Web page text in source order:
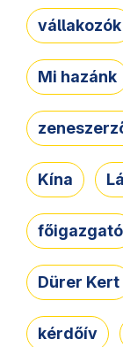
vállakozók
Mi hazánk
Kína
főigazgató
Dürer Kert
kérdőív